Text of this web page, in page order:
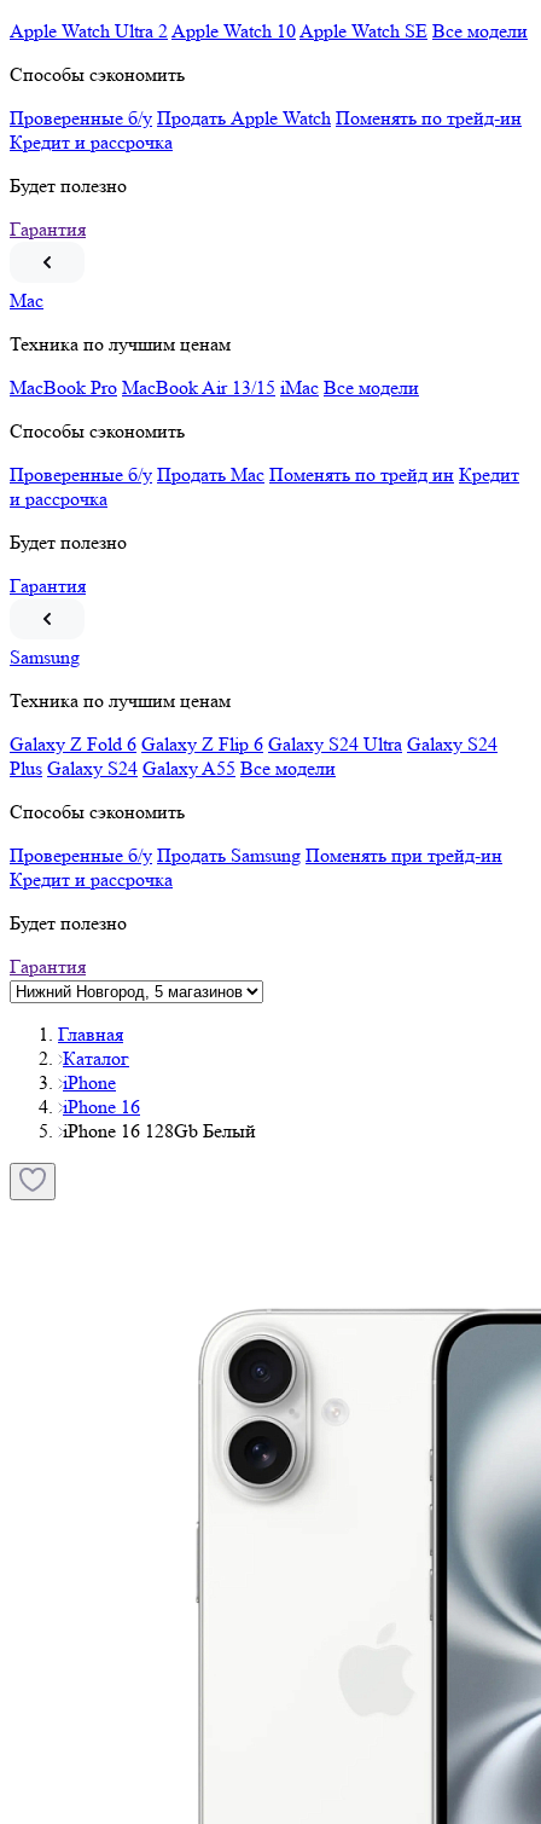
Apple Watch Ultra 2Apple Watch 10Apple Watch SE Все модели
Способы сэкономить
Проверенные б/у Продать Apple Watch Поменять по трейд-ин
Кредит и рассрочка
Будет полезно
Гарантия
Mac
Техника по лучшим ценам
MacBook Pro MacBook Air 13/15 iMac Все модели
Способы сэкономить
Проверенные б/у Продать Mac Поменять по трейд ин Кредит
и рассрочка
Будет полезно
Гарантия
Samsung
Техника по лучшим ценам
Galaxy Z Fold 6 Galaxy Z Flip 6 Galaxy S24 Ultra Galaxy S24
Plus Galaxy S24 Galaxy A55 Все модели
Способы сэкономить
Проверенные б/у Продать Samsung Поменять при трейд-ин
Кредит и рассрочка
Будет полезно
Гарантия
Главная
Каталог
iPhone
iPhone 16
iPhone 16 128Gb Белый